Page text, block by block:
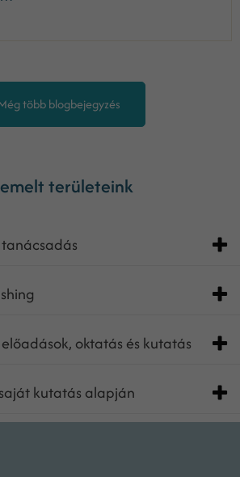
több blogbejegyzés
területeink
oktatás és kutatás
kutatás alapján